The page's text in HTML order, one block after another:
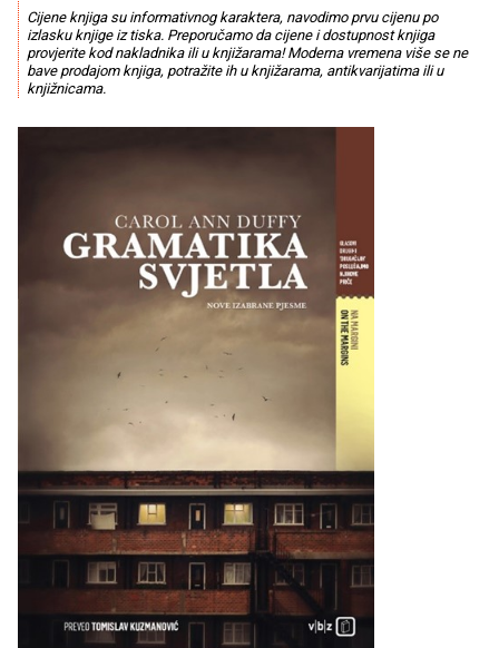
Cijene knjiga su informativnog karaktera, navodimo prvu cijenu po
izlasku knjige iz tiska. Preporučamo da cijene i dostupnost knjiga
provjerite kod nakladnika ili u knjižarama! Moderna vremena više se ne
bave prodajom knjiga, potražite ih u knjižarama, antikvarijatima ili u
knjižnicama.